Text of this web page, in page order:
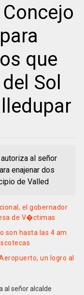
que
Sol
al señor
enajenar dos
de Valled
el gobernador
de V�ctimas
son hasta las 4 am
un logro al
al señor alcalde